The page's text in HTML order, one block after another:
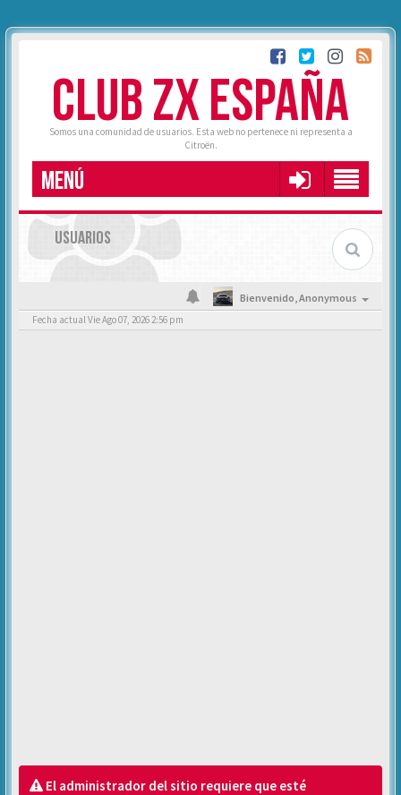
CLUB ZX ESPAÑA
Somos una comunidad de usuarios. Esta web no pertenece ni representa a
Citroën.
MENÚ
USUARIOS
Bienvenido,Anonymous
Fecha actual Vie Ago 07, 2026 2:56 pm
El administrador del sitio requiere que esté